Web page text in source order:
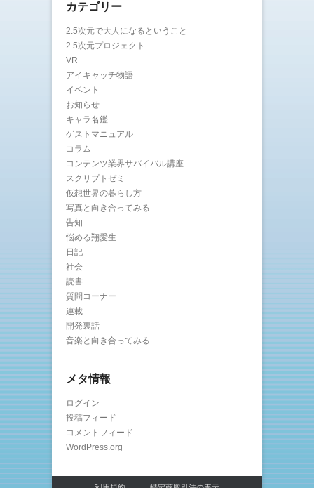
カテゴリー
2.5次元で大人になるということ
2.5次元プロジェクト
VR
アイキャッチ物語
イベント
お知らせ
キャラ名鑑
ゲストマニュアル
コラム
コンテンツ業界サバイバル講座
スクリプトゼミ
仮想世界の暮らし方
写真と向き合ってみる
告知
悩める翔愛生
日記
社会
読書
質問コーナー
連載
開発裏話
音楽と向き合ってみる
メタ情報
ログイン
投稿フィード
コメントフィード
WordPress.org